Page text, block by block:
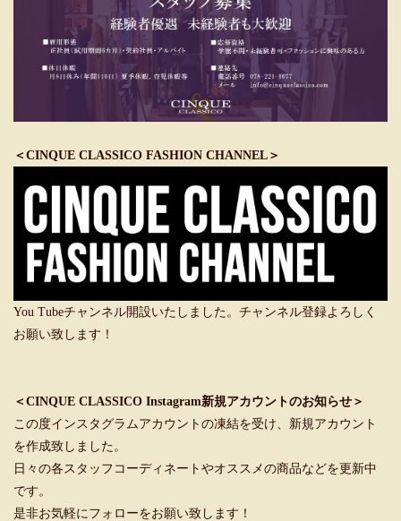
＜CINQUE CLASSICO FASHION CHANNEL＞
You Tubeチャンネル開設いたしました。チャンネル登録よろしく
お願い致します！
＜CINQUE CLASSICO Instagram新規アカウントのお知らせ＞
この度インスタグラムアカウントの凍結を受け、新規アカウント
を作成致しました。
日々の各スタッフコーディネートやオススメの商品などを更新中
です。
是非お気軽にフォローをお願い致します！